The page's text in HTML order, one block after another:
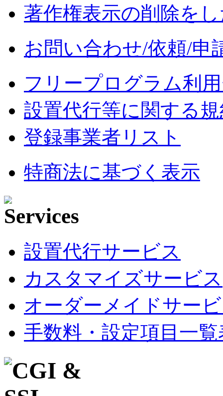
著作権表示の削除を
お問い合わせ/依頼/申
フリープログラム利
設置代行等に関する
登録事業者リスト
特商法に基づく表示
設置代行サービス
カスタマイズサービス
オーダーメイドサー
手数料・設定項目一覧